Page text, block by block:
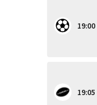
19:00
19:05